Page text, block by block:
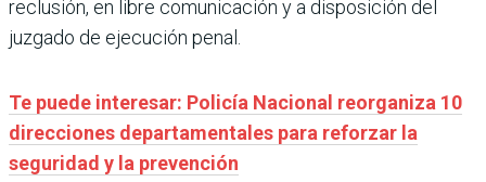
reclusión, en libre comunicación y a disposición del
juzgado de ejecución penal.
Te puede interesar: Policía Nacional reorganiza 10
direcciones departamentales para reforzar la
seguridad y la prevención